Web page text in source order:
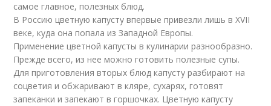
самое главное, полезных блюд.
В Россию цветную капусту впервые привезли лишь в XVII
веке, куда она попала из Западной Европы.
Применение цветной капусты в кулинарии разнообразно.
Прежде всего, из нее можно готовить полезные супы.
Для приготовления вторых блюд капусту разбирают на
соцветия и обжаривают в кляре, сухарях, готовят
запеканки и запекают в горшочках. Цветную капусту